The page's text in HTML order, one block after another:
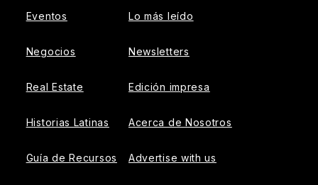
Eventos
Negocios
Real Estate
Historias Latinas
Guía de Recursos
Lo más leído
Newsletters
Edición impresa
Acerca de Nosotros
Advertise with us